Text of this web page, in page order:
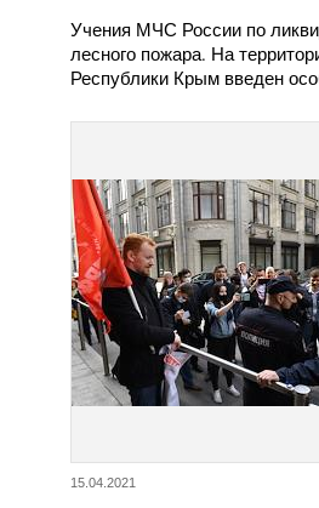
Учения МЧС России по
лесного пожара. На
Республики Крым введен
15.04.2021